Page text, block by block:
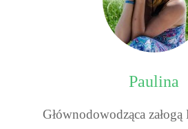
Paulina
Głównodowodząca załogą